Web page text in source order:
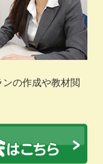
の作成や教材閲